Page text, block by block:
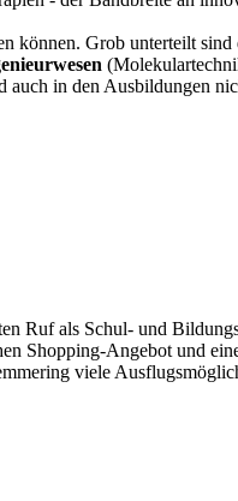
können. Grob unterteilt sind
in den Ausbildungen
Ruf als Schul- und
Shopping-Angebot und
viele